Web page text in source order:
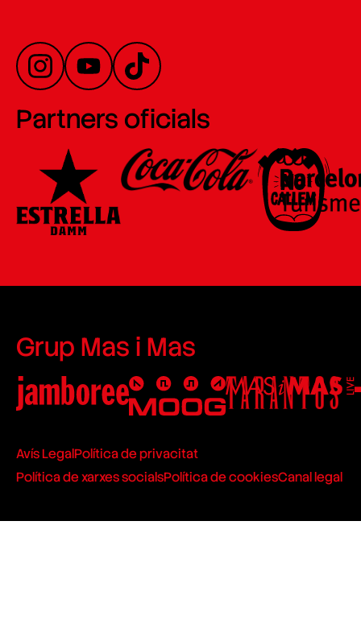
Partners oficials
Grup Mas i Mas
Avís LegalPolítica de privacitat
Política de xarxes socialsPolítica de cookiesCanal legal